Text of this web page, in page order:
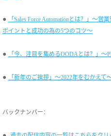
●
「Sales Force Automationとは？」～
ポイントと成功の為の5つのコツ～
● 「今、注目を集めるOODAとは？」～
● 「新年のご挨拶」～2022年をむかえて
バックナンバー：